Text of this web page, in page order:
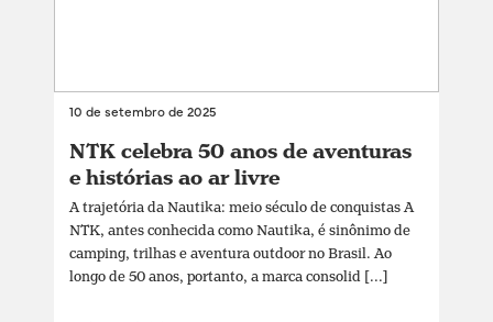
10 de setembro de 2025
NTK celebra 50 anos de aventuras
e histórias ao ar livre
A trajetória da Nautika: meio século de conquistas A
NTK, antes conhecida como Nautika, é sinônimo de
camping, trilhas e aventura outdoor no Brasil. Ao
longo de 50 anos, portanto, a marca consolid [...]